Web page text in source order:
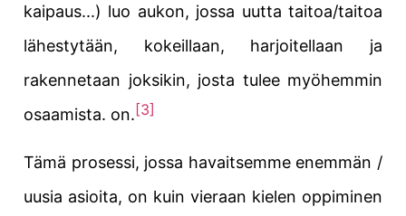
kaipaus...) luo aukon, jossa uutta taitoa/taitoa
lähestytään, kokeillaan, harjoitellaan ja
rakennetaan joksikin, josta tulee myöhemmin
osaamista. on. [3]
Tämä prosessi, jossa havaitsemme enemmän /
uusia asioita, on kuin vieraan kielen oppiminen